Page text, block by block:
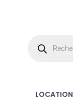
produits
LOCATION